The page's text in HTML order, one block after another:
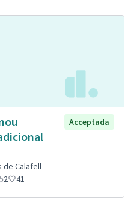
Acceptada
de Calafell
2 41